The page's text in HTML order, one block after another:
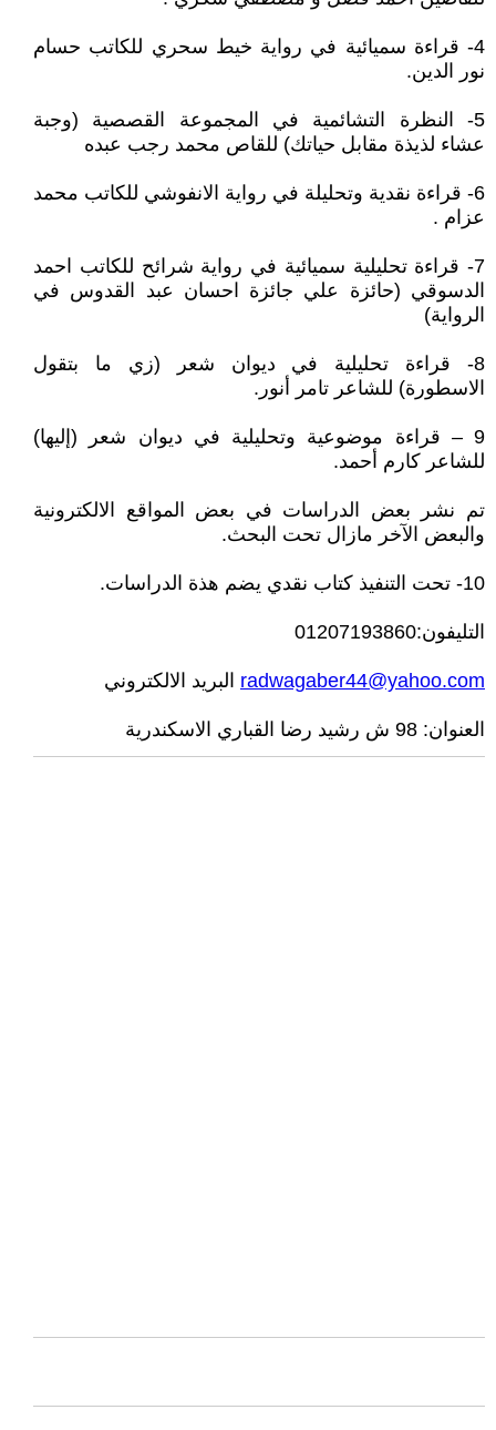
4- قراءة سميائية في رواية خيط سحري للكاتب حسام
نور الدين.
5- النظرة التشائمية في المجموعة القصصية (وجبة
عشاء لذيذة مقابل حياتك) للقاص محمد رجب عبده
6- قراءة نقدية وتحليلة في رواية الانفوشي للكاتب محمد
عزام .
7- قراءة تحليلية سميائية في رواية شرائح للكاتب احمد
الدسوقي (حائزة علي جائزة احسان عبد القدوس في
الرواية)
8- قراءة تحليلية في ديوان شعر (زي ما بتقول
الاسطورة) للشاعر تامر أنور.
9 – قراءة موضوعية وتحليلية في ديوان شعر (إليها)
للشاعر كارم أحمد.
تم نشر بعض الدراسات في بعض المواقع الالكترونية
والبعض الآخر مازال تحت البحث.
10- تحت التنفيذ كتاب نقدي يضم هذة الدراسات.
التليفون:01207193860
radwagaber44@yahoo.com البريد الالكتروني
العنوان: 98 ش رشيد رضا القباري الاسكندرية